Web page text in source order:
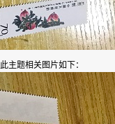
此主题相关图片如下：